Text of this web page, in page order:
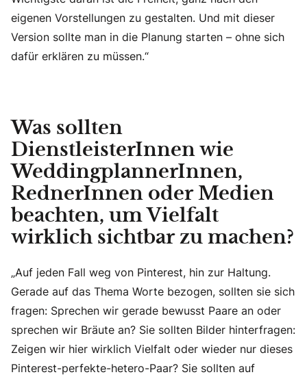
eigenen Vorstellungen zu gestalten. Und mit dieser
Version sollte man in die Planung starten – ohne sich
dafür erklären zu müssen.“
Was sollten
DienstleisterInnen wie
WeddingplannerInnen,
RednerInnen oder Medien
beachten, um Vielfalt
wirklich sichtbar zu machen?
„Auf jeden Fall weg von Pinterest, hin zur Haltung.
Gerade auf das Thema Worte bezogen, sollten sie sich
fragen: Sprechen wir gerade bewusst Paare an oder
sprechen wir Bräute an? Sie sollten Bilder hinterfragen:
Zeigen wir hier wirklich Vielfalt oder wieder nur dieses
Pinterest-perfekte-hetero-Paar? Sie sollten auf